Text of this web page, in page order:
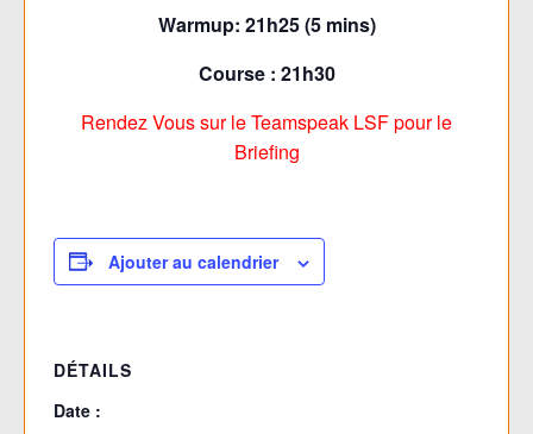
Warmup: 21h25 (5 mins)
Course : 21h30
Rendez Vous sur le Teamspeak LSF pour le
Briefing
Ajouter au calendrier
DÉTAILS
Date :